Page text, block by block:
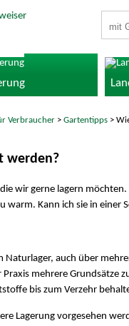
Verbraucher >Gartentipps >
werden?
wir gerne lagern
warm. Kann ich sie in einer
Naturlager, auch über
Praxis mehrere
bis zum Verzehr
Lagerung vorgesehen